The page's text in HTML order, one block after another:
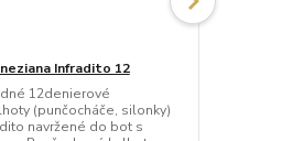
Infradito 12
12denierové
(punčocháče, silonky)
navržené do bot s